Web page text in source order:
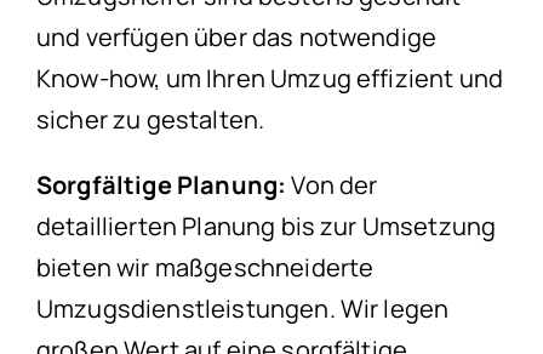
und verfügen über das notwendige
Know-how, um Ihren Umzug effizient und
sicher zu gestalten.
Sorgfältige Planung: Von der
detaillierten Planung bis zur Umsetzung
bieten wir maßgeschneiderte
Umzugsdienstleistungen. Wir legen